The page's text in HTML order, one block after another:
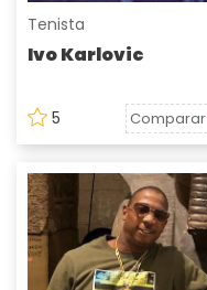
Tenista
Ivo Karlovic
5 Comparar